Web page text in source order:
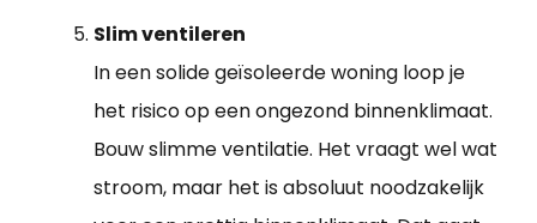
Slim ventileren
In een solide geïsoleerde woning loop je
het risico op een ongezond binnenklimaat.
Bouw slimme ventilatie. Het vraagt wel wat
stroom, maar het is absoluut noodzakelijk